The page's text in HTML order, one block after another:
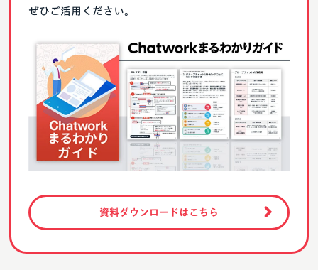
ぜひご活用ください。
資料ダウンロードはこちら